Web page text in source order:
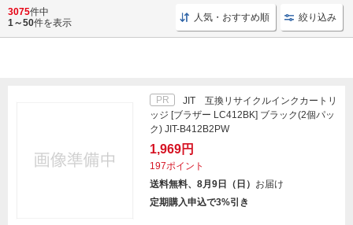
メーカー別 インク対応表 エプソン 純正インク
3075件中
1～50件を表示 人気・おすすめ順 絞り込み
PR
JIT 互換リサイクルインクカートリ
ッジ [ブラザー LC412BK] ブラック(2個パッ
ク) JIT-B412B2PW
1,969円
197ポイント
送料無料、8月9日（日） お届け
定期購入申込で3%引き